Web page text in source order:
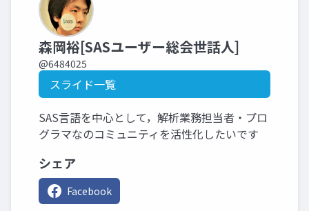
森岡裕[SASユーザー総会世話人]
@6484025
スライド一覧
SAS言語を中心として，解析業務担当者・プロ
グラマなのコミュニティを活性化したいです
シェア
Facebook